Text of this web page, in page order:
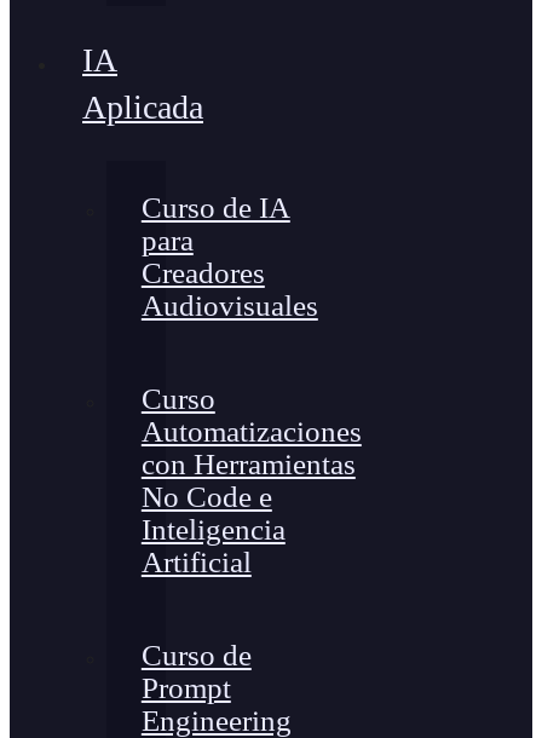
IA
Aplicada
Curso de IA
para
Creadores
Audiovisuales
Curso
Automatizaciones
con Herramientas
No Code e
Inteligencia
Artificial
Curso de
Prompt
Engineering